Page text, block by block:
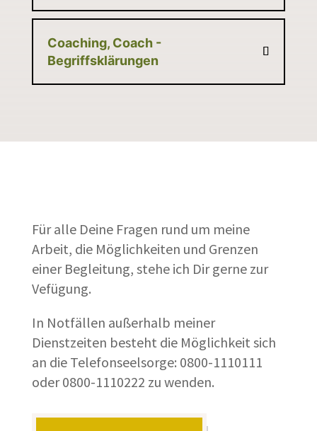
Coaching, Coach -
Begriffsklärungen
Für alle Deine Fragen rund um meine
Arbeit, die Möglichkeiten und Grenzen
einer Begleitung, stehe ich Dir gerne zur
Vefügung.
In Notfällen außerhalb meiner
Dienstzeiten besteht die Möglichkeit sich
an die Telefonseelsorge: 0800-1110111
oder 0800-1110222 zu wenden.